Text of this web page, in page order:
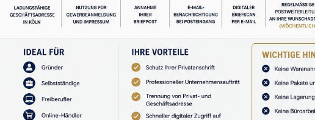
Bavulun Ötesinde! MUSCAT’tayız.